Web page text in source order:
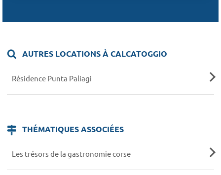
AUTRES LOCATIONS À CALCATOGGIO
Résidence Punta Paliagi
THÉMATIQUES ASSOCIÉES
Les trésors de la gastronomie corse